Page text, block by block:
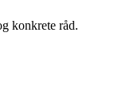
konkrete råd.